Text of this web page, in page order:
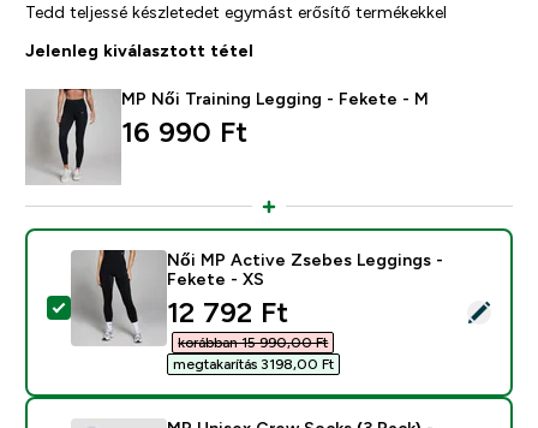
Tedd teljessé készletedet egymást erősítő termékekkel
Jelenleg kiválasztott tétel
MP Női Training Legging - Fekete - M
16 990 Ft‎
Termék kiválasztása - Női MP Active Zsebes
Női MP Active Zsebes Leggings -
Fekete - XS
discounted price
12 792 Ft‎
korábban 15 990,00 Ft‎
megtakarítás 3198,00 Ft‎